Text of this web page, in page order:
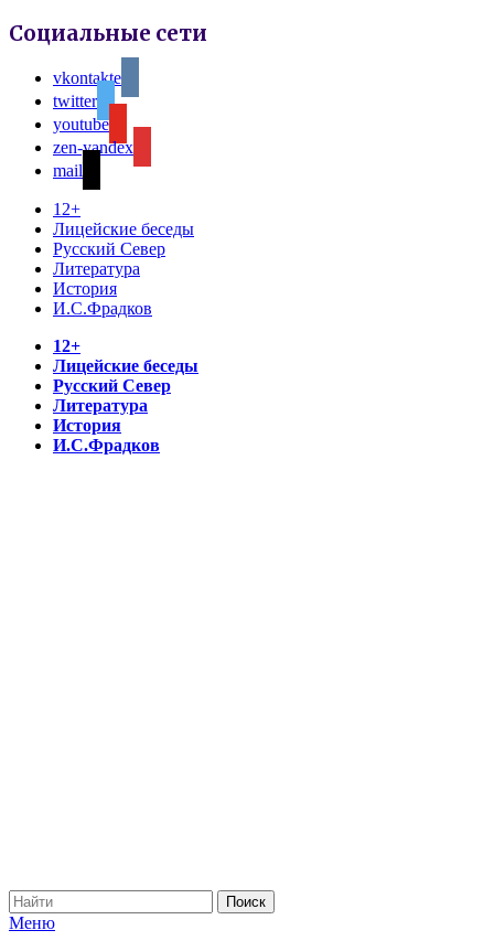
Социальные сети
vkontakte
twitter
youtube
zen-yandex
mail
12+
Лицейские беседы
Русский Север
Литература
История
И.С.Фрадков
12+
Лицейские беседы
Русский Север
Литература
История
И.С.Фрадков
Меню